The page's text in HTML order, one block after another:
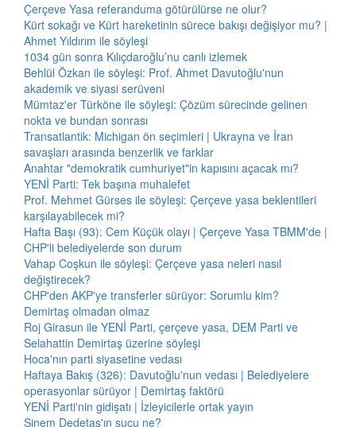
Çerçeve Yasa referanduma götürülürse ne olur?
Kürt sokağı ve Kürt hareketinin sürece bakışı değişiyor mu? |
Ahmet Yıldırım ile söyleşi
1034 gün sonra Kılıçdaroğlu’nu canlı izlemek
Behlül Özkan ile söyleşi: Prof. Ahmet Davutoğlu'nun
akademik ve siyasi serüveni
Mümtaz'er Türköne ile söyleşi: Çözüm sürecinde gelinen
nokta ve bundan sonrası
Transatlantik: Michigan ön seçimleri | Ukrayna ve İran
savaşları arasında benzerlik ve farklar
Anahtar "demokratik cumhuriyet"in kapısını açacak mı?
YENİ Parti: Tek başına muhalefet
Prof. Mehmet Gürses ile söyleşi: Çerçeve yasa beklentileri
karşılayabilecek mi?
Hafta Başı (93): Cem Küçük olayı | Çerçeve Yasa TBMM'de |
CHP'li belediyelerde son durum
Vahap Coşkun ile söyleşi: Çerçeve yasa neleri nasıl
değiştirecek?
CHP'den AKP'ye transferler sürüyor: Sorumlu kim?
Demirtaş olmadan olmaz
Roj Girasun ile YENİ Parti, çerçeve yasa, DEM Parti ve
Selahattin Demirtaş üzerine söyleşi
Hoca'nın parti siyasetine vedası
Haftaya Bakış (326): Davutoğlu'nun vedası | Belediyelere
operasyonlar sürüyor | Demirtaş faktörü
YENİ Parti'nin gidişatı | İzleyicilerle ortak yayın
Sinem Dedetaş'ın suçu ne?